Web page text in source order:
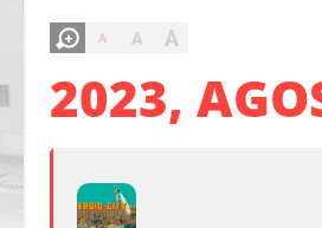
A A A
2023,